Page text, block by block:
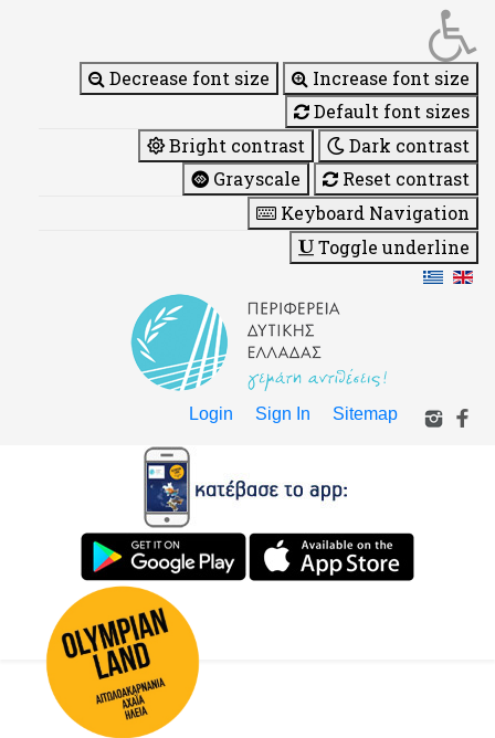
Decrease font size
Increase font size
Default font sizes
Bright contrast
Dark contrast
Grayscale
Reset contrast
Keyboard Navigation
Toggle underline
Login Sign In Sitemap